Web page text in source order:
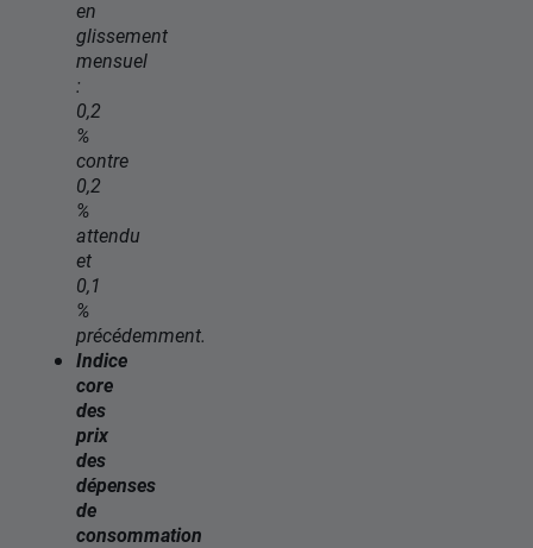
en
glissement
mensuel
:
0,2
%
contre
0,2
%
attendu
et
0,1
%
précédemment.
Indice
core
des
prix
des
dépenses
de
consommation